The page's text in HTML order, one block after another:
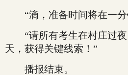
“滴，准备时间将在一分
“请所有考生在村庄过夜
天，获得关键线索！”
播报结束。